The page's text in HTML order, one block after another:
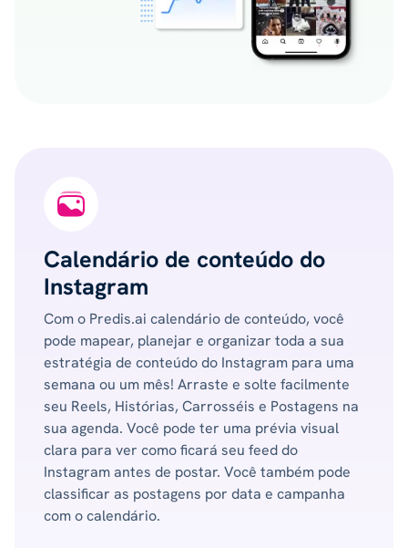
Calendário de conteúdo do
Instagram
Com o Predis.ai calendário de conteúdo, você
pode mapear, planejar e organizar toda a sua
estratégia de conteúdo do Instagram para uma
semana ou um mês! Arraste e solte facilmente
seu Reels, Histórias, Carrosséis e Postagens na
sua agenda. Você pode ter uma prévia visual
clara para ver como ficará seu feed do
Instagram antes de postar. Você também pode
classificar as postagens por data e campanha
com o calendário.